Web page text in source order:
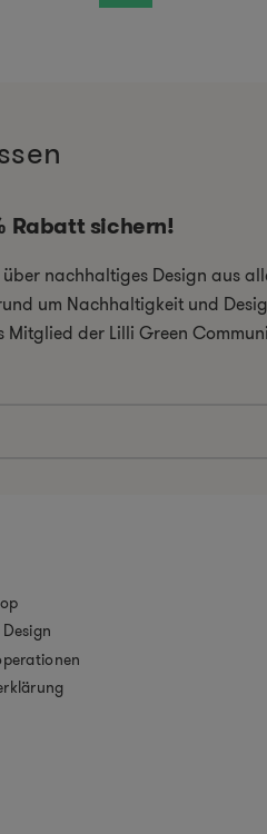
Rabatt sichern!
nachhaltiges Design aus
um Nachhaltigkeit und
Mitglied der Lilli Green